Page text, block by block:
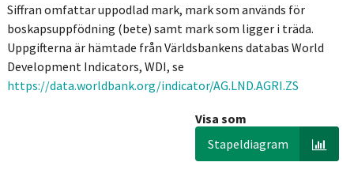
Siffran omfattar uppodlad mark, mark som används för
boskapsuppfödning (bete) samt mark som ligger i träda.
Uppgifterna är hämtade från Världsbankens databas World
Development Indicators, WDI, se
https://data.worldbank.org/indicator/AG.LND.AGRI.ZS
Visa som
Stapeldiagram